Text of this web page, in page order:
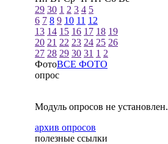
29 30 1 2 3 4 5
6 7 8 9 10 11 12
13 14 15 16 17 18 19
20 21 22 23 24 25 26
27 28 29 30 31 1 2
ФотоВСЕ ФОТО
опрос
Модуль опросов не установлен.
архив опросов
полезные ссылки